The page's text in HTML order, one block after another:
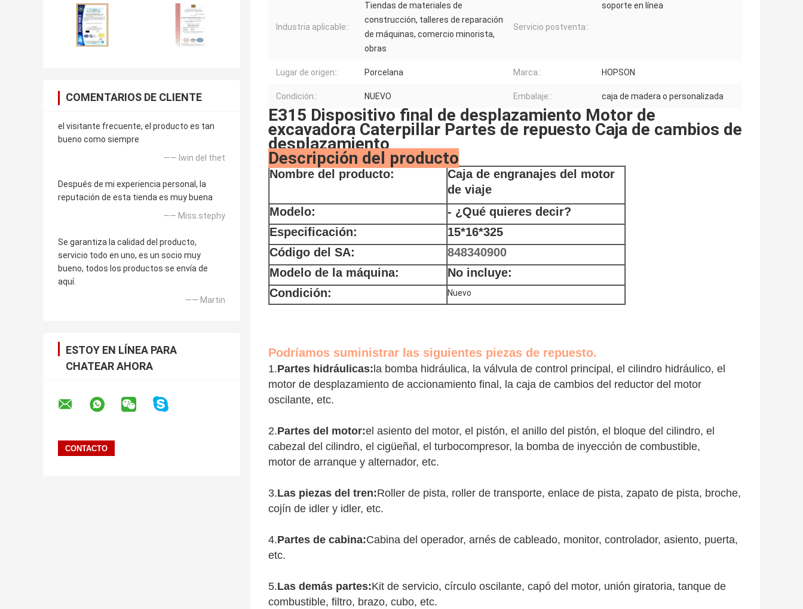
COMENTARIOS DE CLIENTE
el visitante frecuente, el producto es tan
bueno como siempre
—— lwin del thet
Después de mi experiencia personal, la
reputación de esta tienda es muy buena
—— Miss.stephy
Se garantiza la calidad del producto,
servicio todo en uno, es un socio muy
bueno, todos los productos se envía de
aquí.
—— Martin
ESTOY EN LÍNEA PARA
CHATEAR AHORA
Industria aplicable::
Tiendas de materiales de
construcción, talleres de reparación
de máquinas, comercio minorista,
obras
Servicio postventa::
soporte en línea
Lugar de origen:: Porcelana Marca:: HOPSON
Condición:: NUEVO Embalaje:: caja de madera o personalizada
E315 Dispositivo final de desplazamiento Motor de
excavadora Caterpillar Partes de repuesto Caja de cambios de
desplazamiento
Descripción del producto
Nombre del producto:
Caja de engranajes del motor
de viaje
Modelo:
- ¿Qué quieres decir?
Especificación:
15*16*325
Código del SA:
848340900
Modelo de la máquina:
No incluye:
Condición:
Nuevo
Podríamos suministrar las siguientes piezas de repuesto.
1.Partes hidráulicas: la bomba hidráulica, la válvula de control principal, el cilindro hidráulico, el
motor de desplazamiento de accionamiento final, la caja de cambios del reductor del motor
oscilante, etc.
2.Partes del motor:el asiento del motor, el pistón, el anillo del pistón, el bloque del cilindro, el
cabezal del cilindro, el cigüeñal, el turbocompresor, la bomba de inyección de combustible,
motor de arranque y alternador, etc.
3.Las piezas del tren:Roller de pista, roller de transporte, enlace de pista, zapato de pista, broche,
cojín de idler y idler, etc.
4.Partes de cabina:Cabina del operador, arnés de cableado, monitor, controlador, asiento, puerta,
etc.
5.Las demás partes:Kit de servicio, círculo oscilante, capó del motor, unión giratoria, tanque de
combustible, filtro, brazo, cubo, etc.